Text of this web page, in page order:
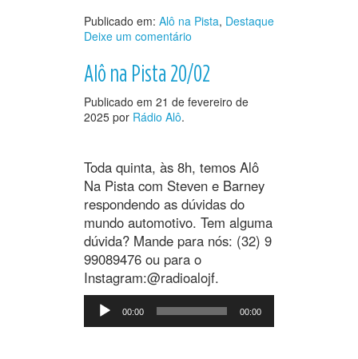
Publicado em: Alô na Pista, Destaque
Deixe um comentário
Alô na Pista 20/02
Publicado em 21 de fevereiro de
2025 por Rádio Alô.
Toda quinta, às 8h, temos Alô
Na Pista com Steven e Barney
respondendo as dúvidas do
mundo automotivo. Tem alguma
dúvida? Mande para nós: (32) 9
99089476 ou para o
Instagram:@radioalojf.
Tocador
áudio
00:00 00:00